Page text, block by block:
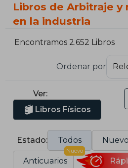
Libros de Arbitraje y
en la industria
Encontramos 2.652 Libros
Ordenar por
Ver:
Libros Físicos
Estado: Todos
Anticuarios
Nuevo